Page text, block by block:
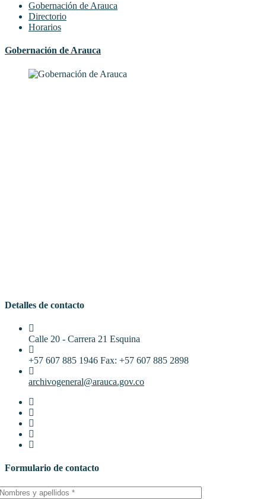
Gobernación de Arauca
Directorio
Horarios
Gobernación de Arauca
Detalles de contacto
Calle 20 - Carrera 21 Esquina
+57 607 885 1946 Fax: +57 607 885 2898
archivogeneral@arauca.gov.co
Formulario de contacto